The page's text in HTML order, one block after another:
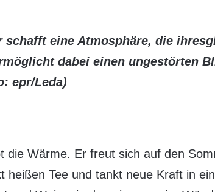
schafft eine Atmosphäre, die
dabei einen ungestörten
epr/Leda)
die Wärme. Er freut sich auf den
heißen Tee und tankt neue Kraft in